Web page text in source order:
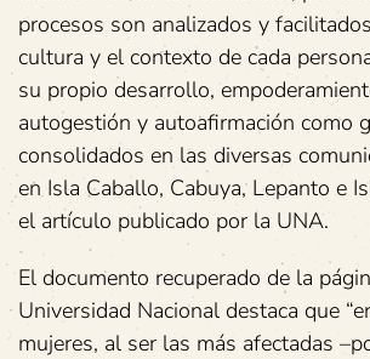
procesos son analizados y
cultura y el contexto de cada
su propio desarrollo,
autogestión y autoafirmación como
consolidados en las diversas
en Isla Caballo, Cabuya, Lepanto e
el artículo publicado por la UNA.
El documento recuperado de la
Universidad Nacional destaca que
mujeres, al ser las más afectadas